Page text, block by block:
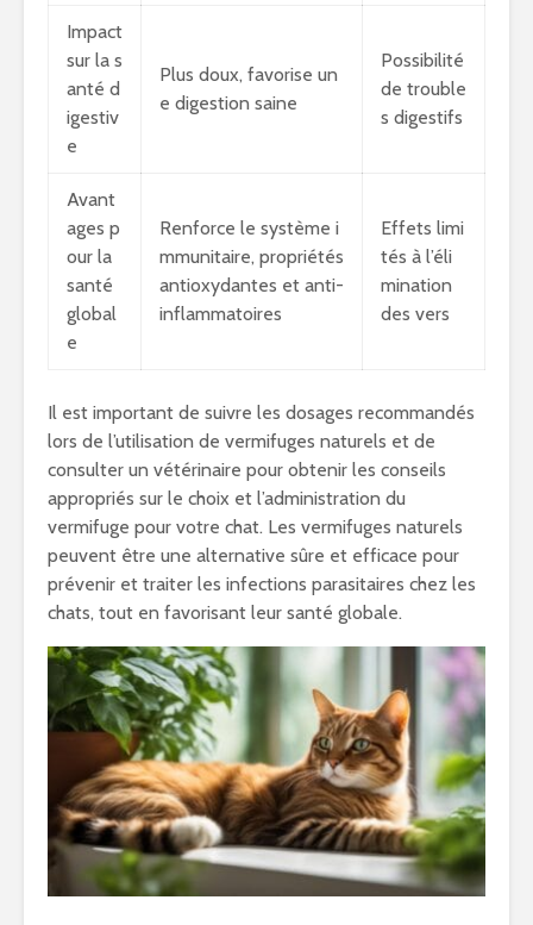
Impact
sur la s
anté d
igestiv
e
Plus doux, favorise un
e digestion saine
Possibilité
de trouble
s digestifs
Avant
ages p
our la
santé
global
e
Renforce le système i
mmunitaire, propriétés
antioxydantes et anti-
inflammatoires
Effets limi
tés à l’éli
mination
des vers
Il est important de suivre les dosages recommandés
lors de l’utilisation de vermifuges naturels et de
consulter un vétérinaire pour obtenir les conseils
appropriés sur le choix et l’administration du
vermifuge pour votre chat. Les vermifuges naturels
peuvent être une alternative sûre et efficace pour
prévenir et traiter les infections parasitaires chez les
chats, tout en favorisant leur santé globale.